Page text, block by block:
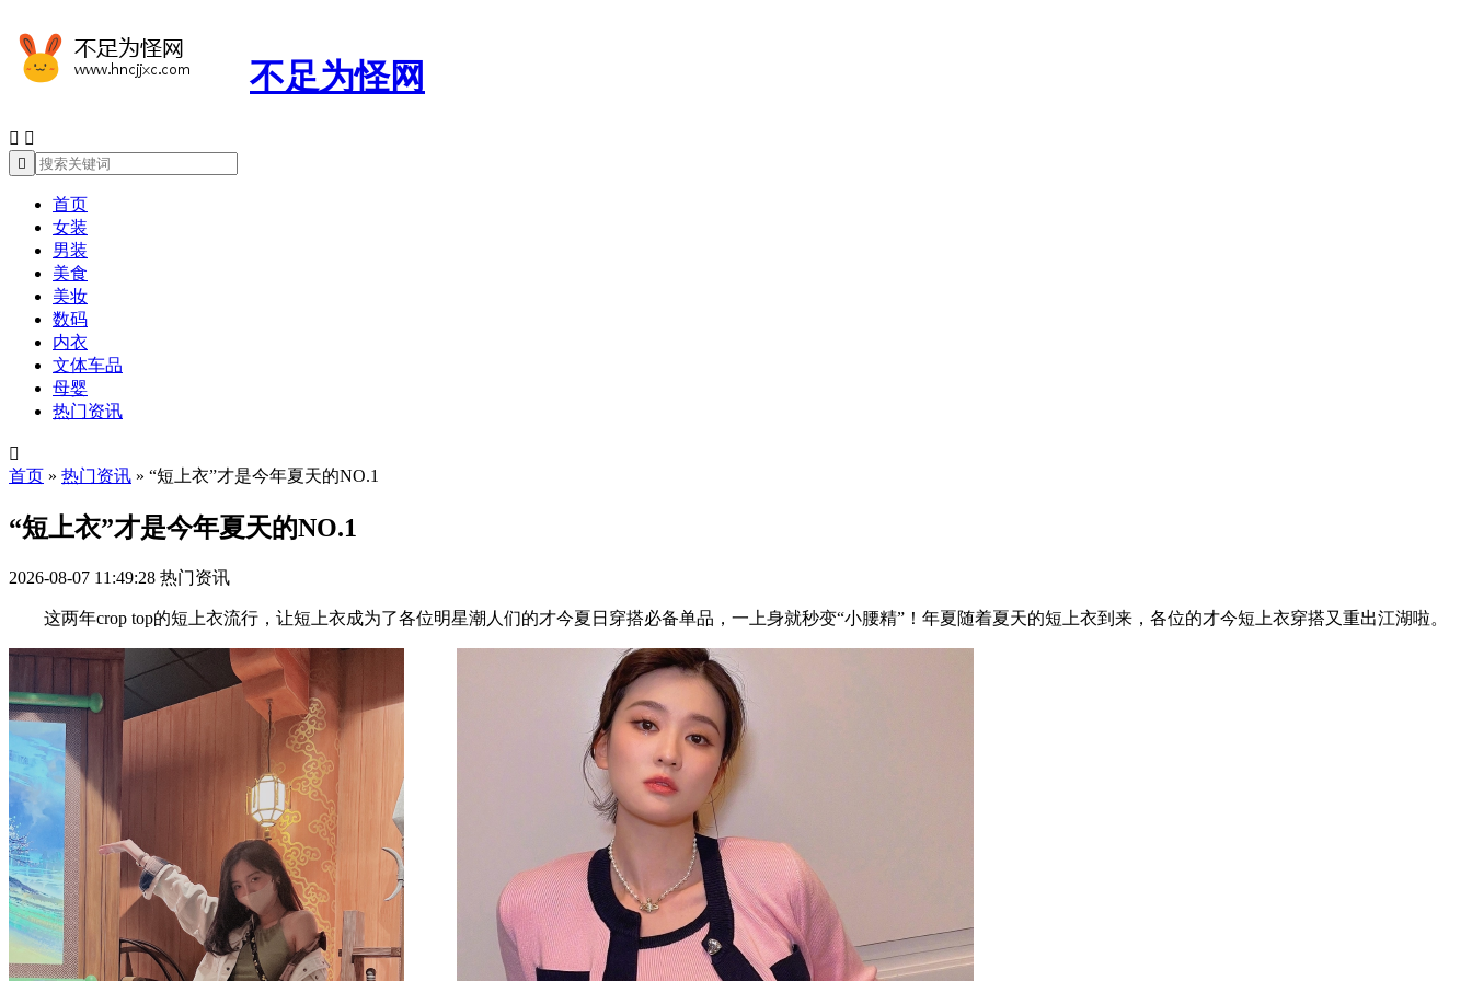
不足为怪网
 

首页
女装
男装
美食
美妆
数码
内衣
文体车品
母婴
热门资讯

首页 » 热门资讯 » “短上衣”才是今年夏天的NO.1
“短上衣”才是今年夏天的NO.1
2026-08-07 11:49:28 热门资讯
这两年crop top的短上衣流行，让短上衣成为了各位明星潮人们的才今夏日穿搭必备单品，一上身就秒变“小腰精”！年夏随着夏天的短上衣到来，各位的才今短上衣穿搭又重出江湖啦。